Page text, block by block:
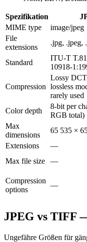
Spezifikation
MIME type
image/jpeg
File
extensions
.jpg, .jpeg,
Standard
ITU-T
10918-
Compression
Lossy
lossless
rarely used
Color depth
8-bit per
RGB total)
Max
dimensions
65 535 ×
Extensions
—
Max file size
—
Compression
options
—
JPEG vs TIFF
Ungefähre Größen für